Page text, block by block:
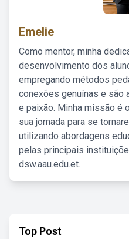
Emelie
Como mentor, minha
desenvolvimento dos
empregando métodos
conexões genuínas e são
e paixão. Minha missão é
sua jornada para se
utilizando abordagens
pelas principais
dsw.aau.edu.et.
Top Post